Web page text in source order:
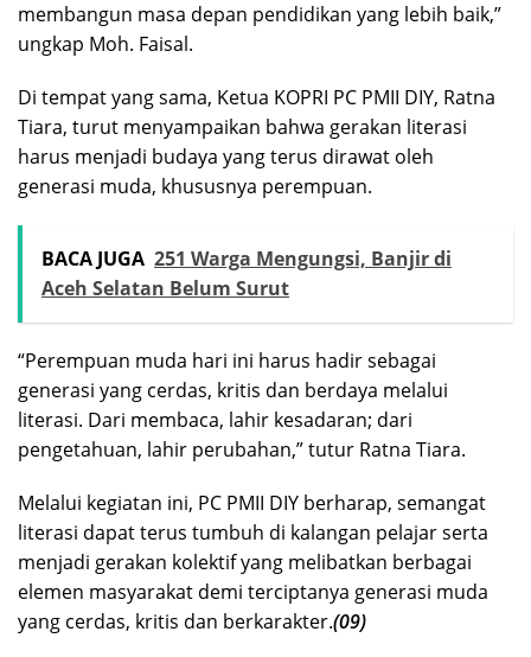
membangun masa depan pendidikan yang lebih baik,”
ungkap Moh. Faisal.
Di tempat yang sama, Ketua KOPRI PC PMII DIY, Ratna
Tiara, turut menyampaikan bahwa gerakan literasi
harus menjadi budaya yang terus dirawat oleh
generasi muda, khususnya perempuan.
BACA JUGA 251 Warga Mengungsi, Banjir di
Aceh Selatan Belum Surut
“Perempuan muda hari ini harus hadir sebagai
generasi yang cerdas, kritis dan berdaya melalui
literasi. Dari membaca, lahir kesadaran; dari
pengetahuan, lahir perubahan,” tutur Ratna Tiara.
Melalui kegiatan ini, PC PMII DIY berharap, semangat
literasi dapat terus tumbuh di kalangan pelajar serta
menjadi gerakan kolektif yang melibatkan berbagai
elemen masyarakat demi terciptanya generasi muda
yang cerdas, kritis dan berkarakter.(09)